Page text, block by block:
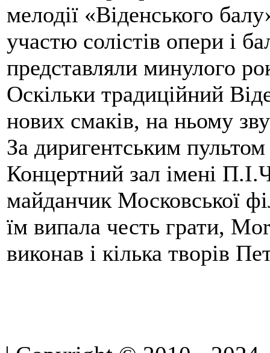
мелодії «Віденського
участю солістів опери і
представляли минулого
Оскільки традиційний
нових смаків, на ньому
За диригентським
Концертний зал імені
майданчик Московської
їм випала честь грати,
виконав і кілька творів